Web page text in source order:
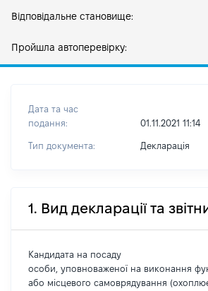
Відповідальне становище:
Пройшла автоперевірку:
Дата та час
подання:
01.11.2021 11:14
Тип документа: Декларація
1. Вид декларації та
Кандидата на посаду
особи, уповноваженої на виконання
або місцевого самоврядування